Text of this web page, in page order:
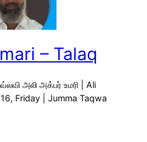
– Talaq
அலி அக்பர் உமரி | Ali
Friday | Jumma Taqwa